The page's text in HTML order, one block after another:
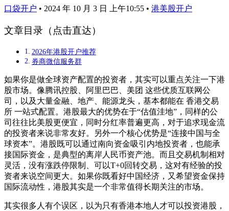
口袋开户 • 2024 年 10 月 3 日 上午10:55 • 港美股开户
文章目录（点击直达）
2026年港股开户推荐
券商微信服务群
如果你是做全球资产配置的投资者，其实可以重点关注一下港
股市场。像腾讯控股、阿里巴巴、美团 这些优质互联网公
司，以及大量金融、地产、能源龙头，基本都能在 香港交易
所 一站式配置。港股最大的优势在于“估值洼地”，同样的公
司往往比美股更便宜，同时分红率普遍更高，对于追求现金流
的投资者来说非常友好。另外一个核心优势是“连接中国与全
球资本”。港股既可以通过南向资金吸引内地投资者，也能承
接国际资金，是典型的离岸人民币资产池。而且交易机制相对
灵活，没有涨跌停限制、可以T+0回转交易，这对有经验的投
资者来说空间更大。如果你既看好中国经济，又希望资金保持
国际流动性，港股其实是一个非常值得长期关注的市场。
其实很多人有个误区，以为只有香港本地人才可以投资港股，